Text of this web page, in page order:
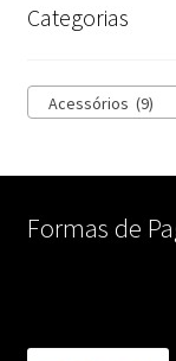
Categorias
Acessórios (9)
Formas de